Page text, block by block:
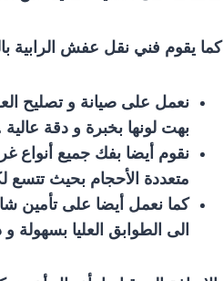
كما يقوم فني نقل عفش الرابية
نعمل على صيانة و تصليح
بهت لونها بخبرة و دقة عالية
نقوم أيضا بفك جميع أنواع
متعددة الأحجام بحيث تتسع
كما نعمل أيضا على تأمين
الى الطوابق العليا بسهولة